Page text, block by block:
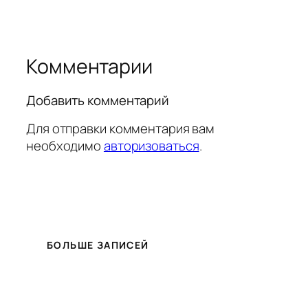
Комментарии
Добавить комментарий
Для отправки комментария вам
необходимоавторизоваться.
БОЛЬШЕ ЗАПИСЕЙ